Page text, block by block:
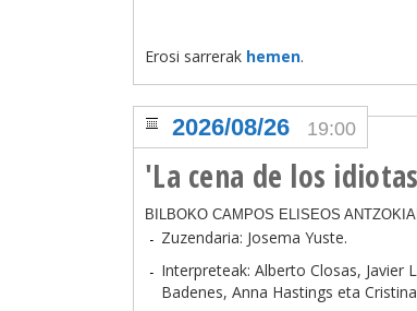
Erosi sarrerak hemen.
'La cena de los
2026/08/26 19:00
BILBOKO CAMPOS ELISEOS
Zuzendaria: Josema Yuste.
Interpreteak: Alberto Closas, Javier
Badenes, Anna Hastings eta